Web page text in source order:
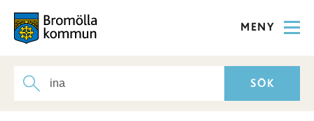
MENY